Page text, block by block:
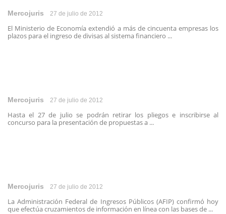
Mercojuris 27 de julio de 2012
El Ministerio de Economía extendió a más de cincuenta empresas los
plazos para el ingreso de divisas al sistema financiero ...
Mercojuris 27 de julio de 2012
Hasta el 27 de julio se podrán retirar los pliegos e inscribirse al
concurso para la presentación de propuestas a ...
Mercojuris 27 de julio de 2012
La Administración Federal de Ingresos Públicos (AFIP) confirmó hoy
que efectúa cruzamientos de información en línea con las bases de ...